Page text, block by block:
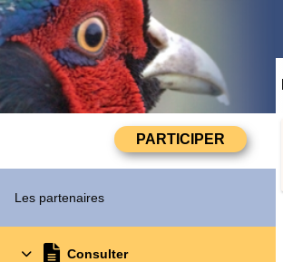
Les partenaires
Consulter